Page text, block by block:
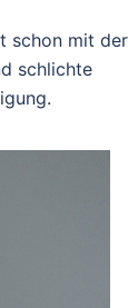
schon mit der
schlichte